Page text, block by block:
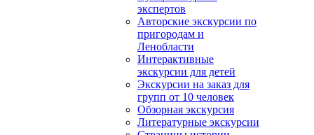
экспертов
Авторские экскурсии по
пригородам и
Ленобласти
Интерактивные
экскурсии для детей
Экскурсии на заказ для
групп от 10 человек
Обзорная экскурсия
Литературные экскурсии